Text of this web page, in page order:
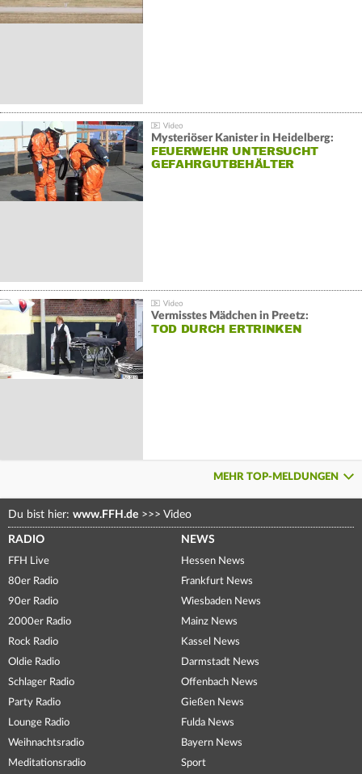
Mysteriöser Kanister in Heidelberg:
FEUERWEHR UNTERSUCHT
GEFAHRGUTBEHÄLTER
Vermisstes Mädchen in Preetz:
TOD DURCH ERTRINKEN
MEHR TOP-MELDUNGEN
Du bist hier: www.FFH.de >>> Video
RADIO
FFH Live
80er Radio
90er Radio
2000er Radio
Rock Radio
Oldie Radio
Schlager Radio
Party Radio
Lounge Radio
Weihnachtsradio
Meditationsradio
NEWS
Hessen News
Frankfurt News
Wiesbaden News
Mainz News
Kassel News
Darmstadt News
Offenbach News
Gießen News
Fulda News
Bayern News
Sport